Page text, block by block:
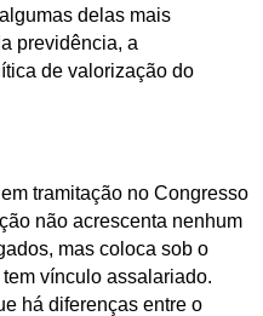
delas mais
previdência, a
de valorização do
tramitação no Congresso
não acrescenta nenhum
mas coloca sob o
vínculo assalariado.
há diferenças entre o